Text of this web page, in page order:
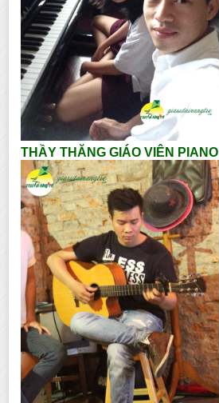
THẦY THĂNG GIÁO VIÊN PIANO